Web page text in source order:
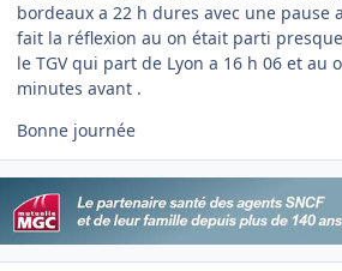
bordeaux a 22 h dures avec une pause
fait la réflexion au on était parti
le TGV qui part de Lyon a 16 h 06 et au
minutes avant .
Bonne journée